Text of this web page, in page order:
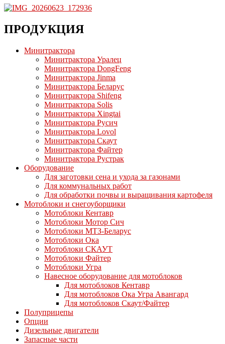
ПРОДУКЦИЯ
Минитрактора
Минитрактора Уралец
Минитрактора DongFeng
Минитрактора Jinma
Минитрактора Беларус
Минитрактора Shifeng
Минитрактора Solis
Минитрактора Xingtai
Минитрактора Русич
Минитрактора Lovol
Минитрактора Скаут
Минитрактора Файтер
Минитрактора Рустрак
Оборудование
Для заготовки сена и ухода за газонами
Для коммунальных работ
Для обработки почвы и выращивания картофеля
Мотоблоки и снегоуборщики
Мотоблоки Кентавр
Мотоблоки Мотор Сич
Мотоблоки МТЗ-Беларус
Мотоблоки Ока
Мотоблоки СКАУТ
Мотоблоки Файтер
Мотоблоки Угра
Навесное оборудование для мотоблоков
Для мотоблоков Кентавр
Для мотоблоков Ока Угра Авангард
Для мотоблоков Скаут/Файтер
Полуприцепы
Опции
Дизельные двигатели
Запасные части